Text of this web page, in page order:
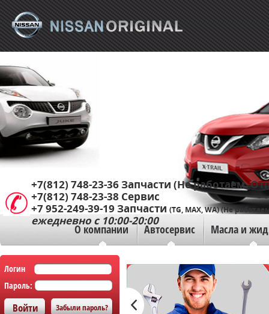
О компании Автосервис Масла и
+7(812) 748-23-36 Запчасти (Не работаем.
+7(812) 748-23-38 Сервис
+7 952-249-39-19 Запчасти (TG, MAX, WA) (Не
ежедневно с 10:00-20:00
Логин
Пароль:
Забыли пароль?